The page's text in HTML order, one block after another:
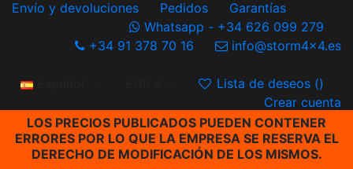
Envío y devoluciones Pedidos
Garantías
Whatsapp - +34 626 099 279
+34 91 378 70 16
info@storm4x4.es
Español Lista de deseos ()
Crear cuenta
LOS PRECIOS PUBLICADOS PUEDEN CONTENER
ERRORES POR LO QUE LA EMPRESA SE RESERVA EL
DERECHO DE MODIFICACIÓN DE LOS MISMOS.